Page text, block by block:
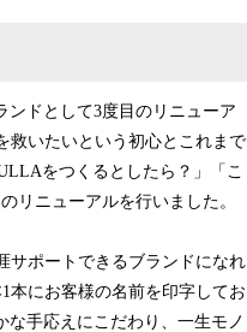
ンドとして3度目のリニューア
救いたいという初心とこれまで
をつくるとしたら？」「こ
リニューアルを行いました。
サポートできるブランドになれ
本にお客様の名前を印字してお
手応えにこだわり、一生モノ